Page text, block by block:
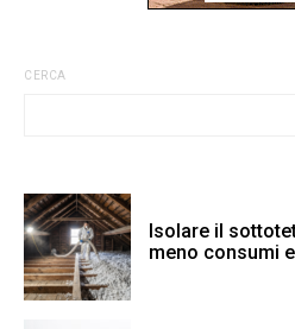
CERCA
Isolare il
meno consumi